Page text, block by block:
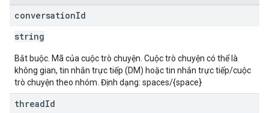
conversationId
string
Bắt buộc. Mã của cuộc trò chuyện. Cuộc trò chuyện có thể là
không gian, tin nhắn trực tiếp (DM) hoặc tin nhắn trực tiếp/cuộc
trò chuyện theo nhóm. Định dạng: spaces/{space}
threadId